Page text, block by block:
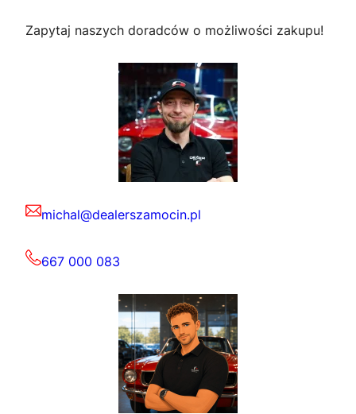
Zapytaj naszych doradców o możliwości zakupu!
michal@dealerszamocin.pl
667 000 083